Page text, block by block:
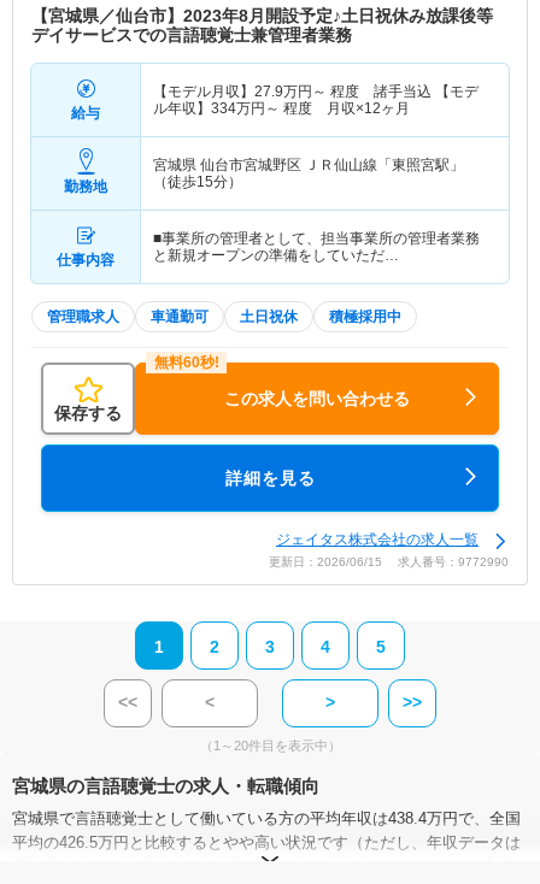
【宮城県／仙台市】2023年8月開設予定♪土日祝休み放課後等
デイサービスでの言語聴覚士兼管理者業務
給与
【モデル月収】 27.9万円～ 程度 諸手当込 【モデ
ル年収】 334万円～ 程度 月収×12ヶ月
勤務地
宮城県 仙台市宮城野区 ＪＲ仙山線「東照宮駅」
（徒歩15分）
仕事内容
■事業所の管理者として、担当事業所の管理者業務
と新規オープンの準備をしていただ…
管理職求人 車通勤可 土日祝休 積極採用中
保存する
この求人を問い合わせる
詳細を見る
ジェイタス株式会社の求人一覧
更新日：2026/06/15 求人番号：9772990
1 2 3 4 5
<< < > >>
（1～20件目を表示中）
宮城県の言語聴覚士の求人・転職傾向
宮城県で言語聴覚士として働いている方の平均年収は438.4万円で、全国
平均の426.5万円と比較するとやや高い状況です（ただし、年収データは
理学療法士・作業療法士・視能訓練士を含む統計値です）。また、言語